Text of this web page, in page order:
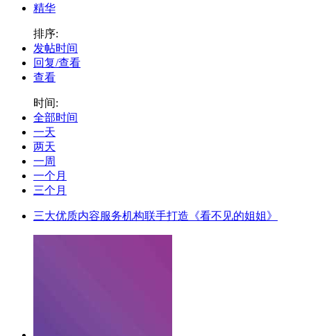
精华
排序:
发帖时间
回复/查看
查看
时间:
全部时间
一天
两天
一周
一个月
三个月
三大优质内容服务机构联手打造《看不见的姐姐》